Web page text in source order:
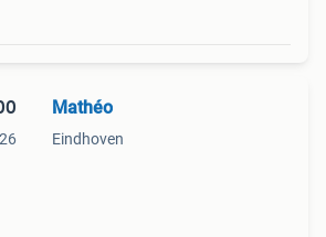
Mathéo
Eindhoven